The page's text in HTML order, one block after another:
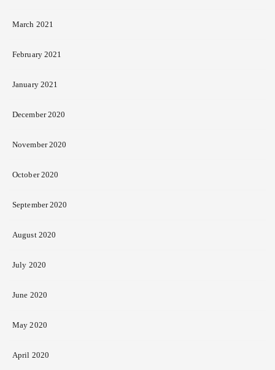
March 2021
February 2021
January 2021
December 2020
November 2020
October 2020
September 2020
August 2020
July 2020
June 2020
May 2020
April 2020